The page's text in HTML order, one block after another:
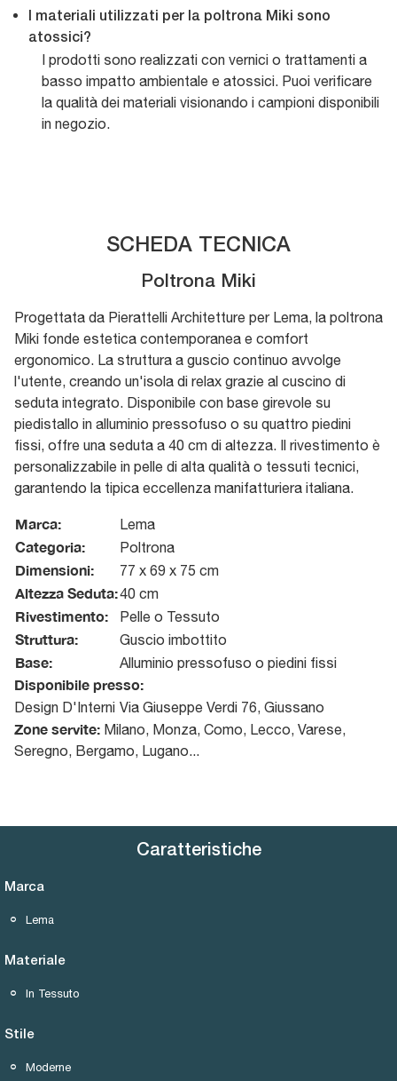
I materiali utilizzati per la poltrona Miki sono
atossici?
I prodotti sono realizzati con vernici o trattamenti a
basso impatto ambientale e atossici. Puoi verificare
la qualità dei materiali visionando i campioni disponibili
in negozio.
SCHEDA TECNICA
Poltrona Miki
Progettata da Pierattelli Architetture per Lema, la poltrona
Miki fonde estetica contemporanea e comfort
ergonomico. La struttura a guscio continuo avvolge
l'utente, creando un'isola di relax grazie al cuscino di
seduta integrato. Disponibile con base girevole su
piedistallo in alluminio pressofuso o su quattro piedini
fissi, offre una seduta a 40 cm di altezza. Il rivestimento è
personalizzabile in pelle di alta qualità o tessuti tecnici,
garantendo la tipica eccellenza manifatturiera italiana.
Marca: Lema
Categoria: Poltrona
Dimensioni: 77 x 69 x 75 cm
Altezza Seduta:40 cm
Rivestimento: Pelle o Tessuto
Struttura: Guscio imbottito
Base: Alluminio pressofuso o piedini fissi
Disponibile presso:
Design D'Interni Via Giuseppe Verdi 76, Giussano
Zone servite: Milano, Monza, Como, Lecco, Varese,
Seregno, Bergamo, Lugano...
Caratteristiche
Marca
Lema
Materiale
In Tessuto
Stile
Moderne